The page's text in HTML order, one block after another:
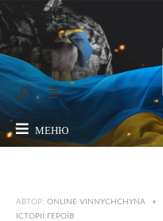
МЕНЮ
АВТОР: ONLINE VINNYCHCHYNA •
ІСТОРІЇ ГЕРОЇВ